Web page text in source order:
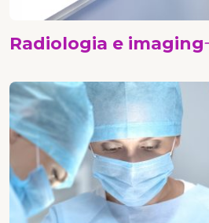
Radiologia e imaging
Chirurgia senologica